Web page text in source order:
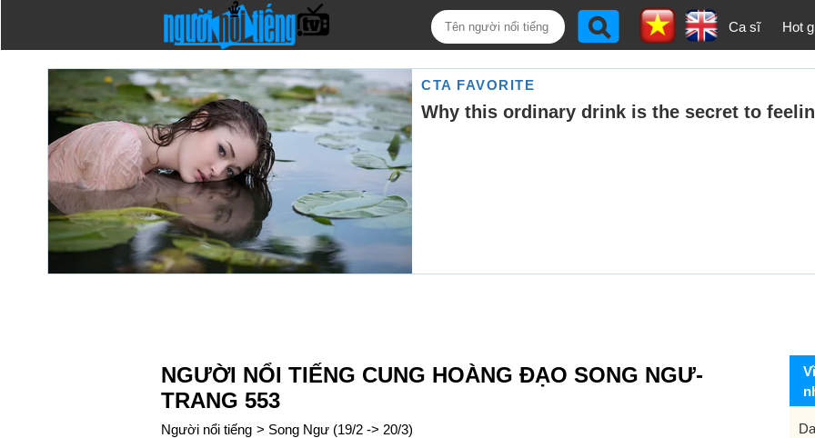
Ca sĩ Hot
NGƯỜI NỔI TIẾNG CUNG HOÀNG ĐẠO SONG NGƯ-
TRANG 553
Người nổi tiếng > Song Ngư (19/2 -> 20/3)